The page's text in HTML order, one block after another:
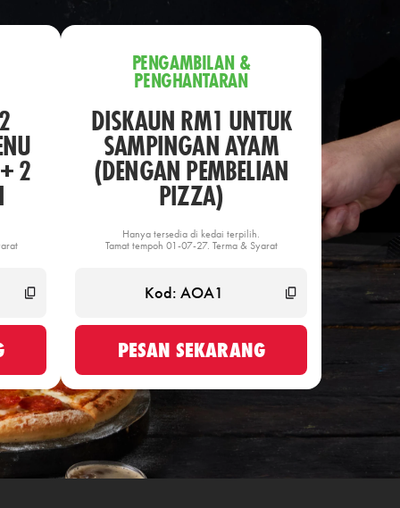
2
PENGAMBILAN &
PENGHANTARAN
DISKAUN RM1 UNTUK
SAMPINGAN AYAM
(DENGAN PEMBELIAN
PIZZA)
Hanya tersedia di kedai terpilih.
Tamat tempoh 01-07-27. Terma & Syarat
PESAN SEKARANG